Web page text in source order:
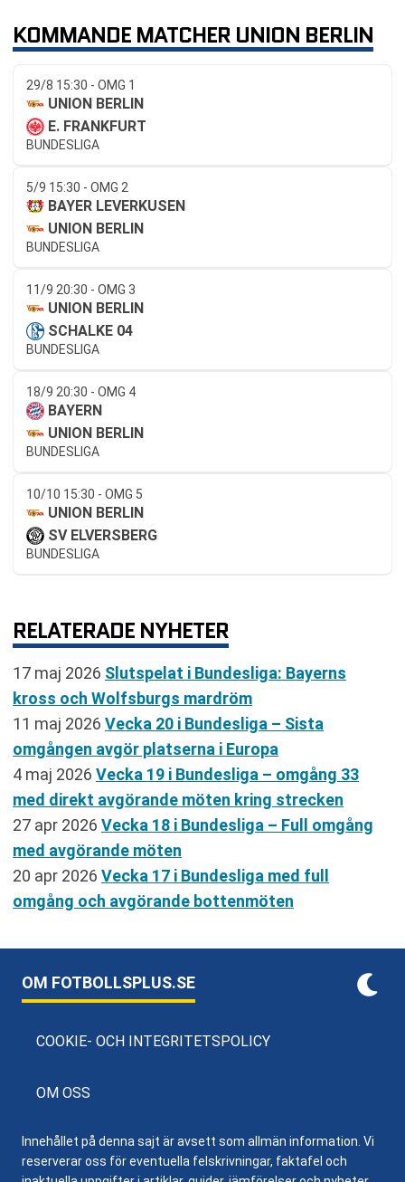
KOMMANDE MATCHER UNION BERLIN
29/8 15:30 - OMG 1
UNION BERLIN
E. FRANKFURT
BUNDESLIGA
5/9 15:30 - OMG 2
BAYER LEVERKUSEN
UNION BERLIN
BUNDESLIGA
11/9 20:30 - OMG 3
UNION BERLIN
SCHALKE 04
BUNDESLIGA
18/9 20:30 - OMG 4
BAYERN
UNION BERLIN
BUNDESLIGA
10/10 15:30 - OMG 5
UNION BERLIN
SV ELVERSBERG
BUNDESLIGA
RELATERADE NYHETER
17 maj 2026 Slutspelat i Bundesliga: Bayerns
kross och Wolfsburgs mardröm
11 maj 2026 Vecka 20 i Bundesliga – Sista
omgången avgör platserna i Europa
4 maj 2026 Vecka 19 i Bundesliga – omgång 33
med direkt avgörande möten kring strecken
27 apr 2026 Vecka 18 i Bundesliga – Full omgång
med avgörande möten
20 apr 2026 Vecka 17 i Bundesliga med full
omgång och avgörande bottenmöten
OM FOTBOLLSPLUS.SE
COOKIE- OCH INTEGRITETSPOLICY
OM OSS
Innehållet på denna sajt är avsett som allmän information. Vi
reserverar oss för eventuella felskrivningar, faktafel och